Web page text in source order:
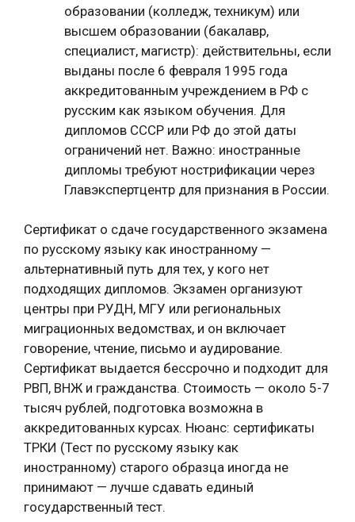
образовании (колледж, техникум) или
высшем образовании (бакалавр,
специалист, магистр): действительны, если
выданы после 6 февраля 1995 года
аккредитованным учреждением в РФ с
русским как языком обучения. Для
дипломов СССР или РФ до этой даты
ограничений нет. Важно: иностранные
дипломы требуют нострификации через
Главэкспертцентр для признания в России.
Сертификат о сдаче государственного экзамена
по русскому языку как иностранному —
альтернативный путь для тех, у кого нет
подходящих дипломов. Экзамен организуют
центры при РУДН, МГУ или региональных
миграционных ведомствах, и он включает
говорение, чтение, письмо и аудирование.
Сертификат выдается бессрочно и подходит для
РВП, ВНЖ и гражданства. Стоимость — около 5-7
тысяч рублей, подготовка возможна в
аккредитованных курсах. Нюанс: сертификаты
ТРКИ (Тест по русскому языку как
иностранному) старого образца иногда не
принимают — лучше сдавать единый
государственный тест.